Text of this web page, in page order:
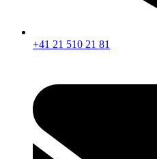
+41 21 510 21 81